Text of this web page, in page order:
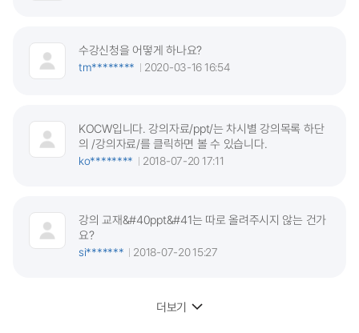
수강신청을 어떻게 하나요?
tm********
2020-03-16 16:54
KOCW입니다. 강의자료/ppt/는 차시별 강의목록 하단
의 /강의자료/를 클릭하면 볼 수 있습니다.
ko********
2018-07-20 17:11
강의 교재&#40ppt&#41는 따로 올려주시지 않는 건가
요?
si*******
2018-07-20 15:27
더보기